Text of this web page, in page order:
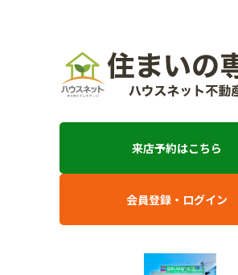
来店予約はこちら
会員登録・ログイン